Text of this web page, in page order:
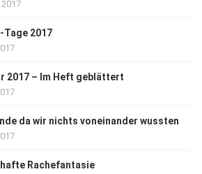
2017
Tage 2017
2017 – Im Heft geblättert
da wir nichts voneinander wussten
Rachefantasie